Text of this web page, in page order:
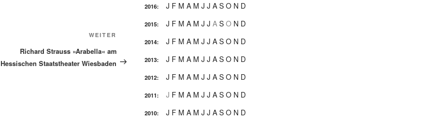
Beitrag
WEITER
Richard Strauss »Arabella« am
Hessischen Staatstheater Wiesbaden
2016: J F M A M J J A S O N D
2015: J F M A M J J A S O N D
2014: J F M A M J J A S O N D
2013: J F M A M J J A S O N D
2012: J F M A M J J A S O N D
2011: J F M A M J J A S O N D
2010: J F M A M J J A S O N D